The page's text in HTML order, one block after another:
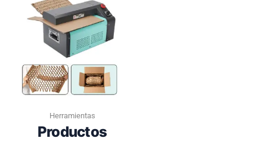
Herramientas
Productos